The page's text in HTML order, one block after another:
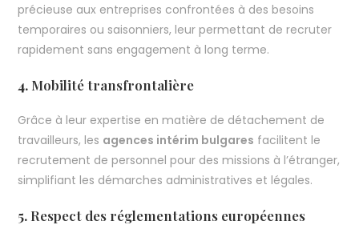
précieuse aux entreprises confrontées à des besoins
temporaires ou saisonniers, leur permettant de recruter
rapidement sans engagement à long terme.
4. Mobilité transfrontalière
Grâce à leur expertise en matière de détachement de
travailleurs, les agences intérim bulgares facilitent le
recrutement de personnel pour des missions à l’étranger,
simplifiant les démarches administratives et légales.
5. Respect des réglementations européennes